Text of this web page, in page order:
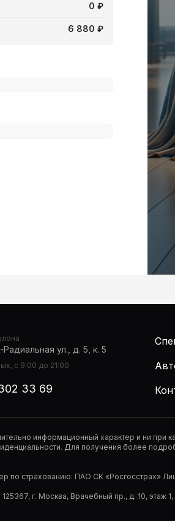
0 ₽
6 880 ₽
ул., д. 5, к. 5
с 9:00 до 21:00
33 69
информационный характер и ни при
Для получения более
по страхованию: ПАО СК «Росгосстрах»
г. Москва, Врачебный пр., д. 10,